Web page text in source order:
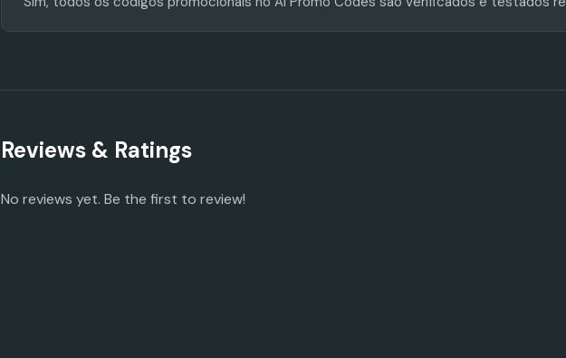
Reviews & Ratings
No reviews yet. Be the first to review!